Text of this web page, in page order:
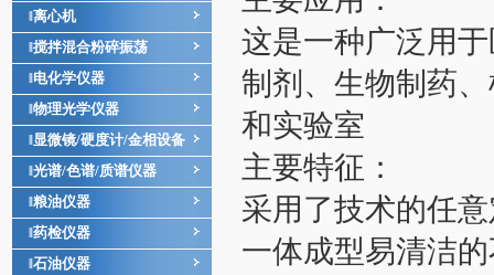
离心机
搅拌混合粉碎振荡
电化学仪器
物理光学仪器
显微镜/硬度计/金相设备
光谱/色谱/质谱仪器
粮油仪器
药检仪器
石油仪器
这是一种广泛用
制剂、生物制药
和实验室
主要特征：
采用了技术的任
一体成型易清洁